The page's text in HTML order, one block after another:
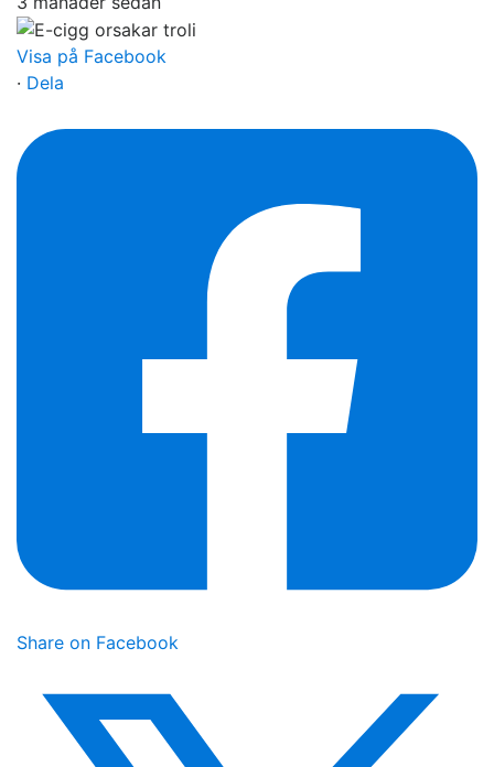
Visa på Facebook
· Dela
Share on Facebook